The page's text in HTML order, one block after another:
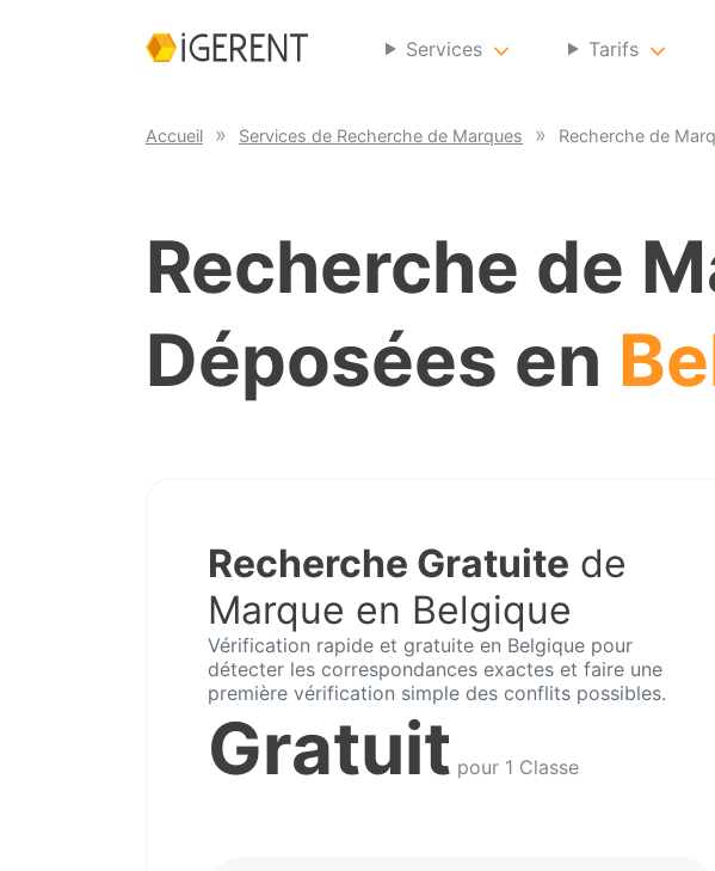
Services Tarifs
Accueil Services de Recherche de Marques Recherche de
Recherche de
Déposées en
Recherche Gratuite de
Marque en Belgique
Vérification rapide et gratuite en Belgique pour
détecter les correspondances exactes et faire une
première vérification simple des conflits possibles.
Gratuit pour 1 Classe